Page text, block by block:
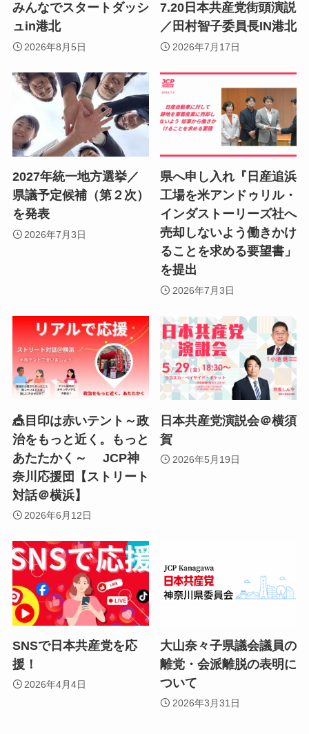
みんなでスタートダッシ
ュin港北
2026年8月5日
7.20日本共産党街頭演説
／田村智子委員長IN港北
2026年7月17日
2027年統一地方選挙／
県議予定候補（第２次）
を発表
2026年7月3日
県へ申し入れ『日産追浜
工場を米アンドゥリル・
インダストーリーズ社へ
売却しないよう働きかけ
ることを求める要望書」
を提出
2026年7月3日
🎪目印は赤いテント～政
治をもっと近く。もっと
あたたかく～ JCP神
奈川応援団【ストリート
対話＠横浜】
2026年6月12日
日本共産党演説会＠横須
賀
2026年5月19日
SNSで日本共産党を応
援！
2026年4月4日
大山奈々子県議会議員の
離党・会派離脱の表明に
ついて
2026年3月31日